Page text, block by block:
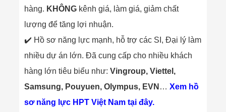
Dự Án Ngành
Thực Phẩm
Siêu Thị - Ngân
Hàng
Dự Án Ngành
Trường Học
Dự Án Ngành
Điện Tử
hàng. KHÔNG kênh giá, làm giá, giảm chất
lượng để tăng lợi nhuận.
✔️ Hồ sơ năng lực mạnh, hỗ trợ các SI, Đại lý làm
nhiều dự án lớn. Đã cung cấp cho nhiều khách
hàng lớn tiêu biểu như:Vingroup, Viettel,
Samsung, Pouyuen, Olympus, EVN …Xem hồ
sơ năng lực HPT Việt Nam tại đây.